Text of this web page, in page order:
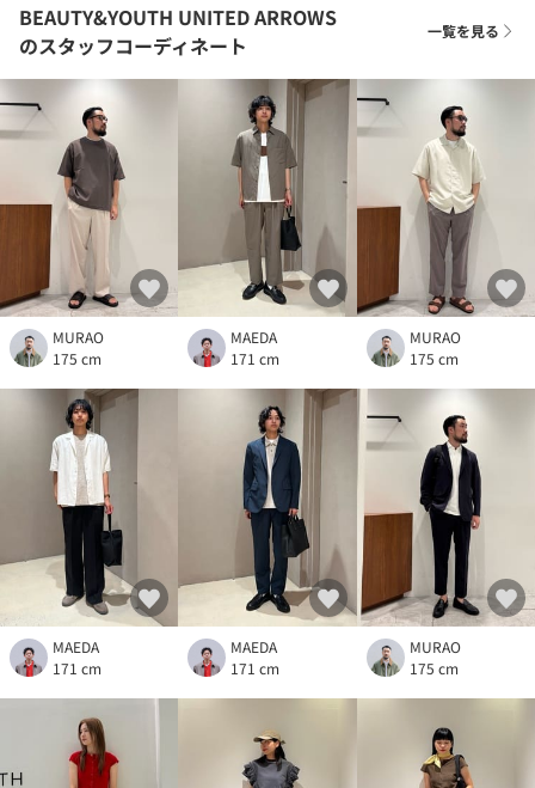
BEAUTY&YOUTH UNITED ARROWS
のスタッフコーディネート
一覧を見る
MURAO
175 cm
MAEDA
171 cm
MURAO
175 cm
MAEDA
171 cm
MAEDA
171 cm
MURAO
175 cm